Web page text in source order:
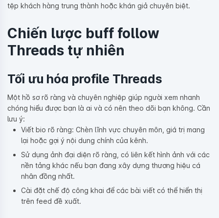
tệp khách hàng trung thành hoặc khán giả chuyên biệt.
Chiến lược buff follow
Threads tự nhiên
Tối ưu hóa profile Threads
Một hồ sơ rõ ràng và chuyên nghiệp giúp người xem nhanh
chóng hiểu được bạn là ai và có nên theo dõi bạn không. Cần
lưu ý:
Viết bio rõ ràng: Chèn lĩnh vực chuyên môn, giá trị mang
lại hoặc gợi ý nội dung chính của kênh.
Sử dụng ảnh đại diện rõ ràng, có liên kết hình ảnh với các
nền tảng khác nếu bạn đang xây dựng thương hiệu cá
nhân đồng nhất.
Cài đặt chế độ công khai để các bài viết có thể hiển thị
trên feed đề xuất.